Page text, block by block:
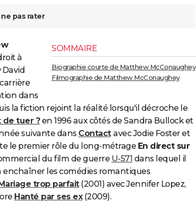
pas rater
SOMMAIRE
Biographie courte de Matthew McConaughey
Filmographie de Matthew McConaughey
à
David
dans
la fiction rejoint la réalité lorsqu'il décroche le
de tuer ?en 1996 aux côtés de Sandra Bullock et
suivante dans Contact avec Jodie Foster et
le premier rôle du long-métrage En direct sur
du film de guerre U-571 dans lequel il
enchaîner les comédies romantiques
trop parfait(2001) avec Jennifer Lopez,
Hanté par ses ex(2009).